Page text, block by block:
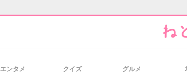
エンタメ クイズ グルメ